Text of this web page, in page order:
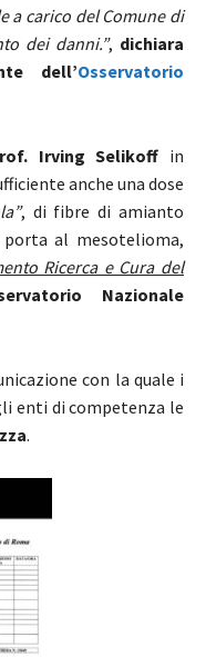
a carico del Comune di
dei danni.”, dichiara
dell’Osservatorio
Irving Selikoff in
anche una dose
, di fibre di amianto
al mesotelioma,
Ricerca e Cura del
Nazionale
con la quale i
enti di competenza le
.